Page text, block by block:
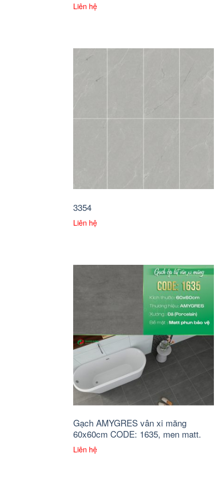
Liên hệ
3354
Liên hệ
Gạch AMYGRES vân xi măng
60x60cm CODE: 1635, men matt.
Liên hệ